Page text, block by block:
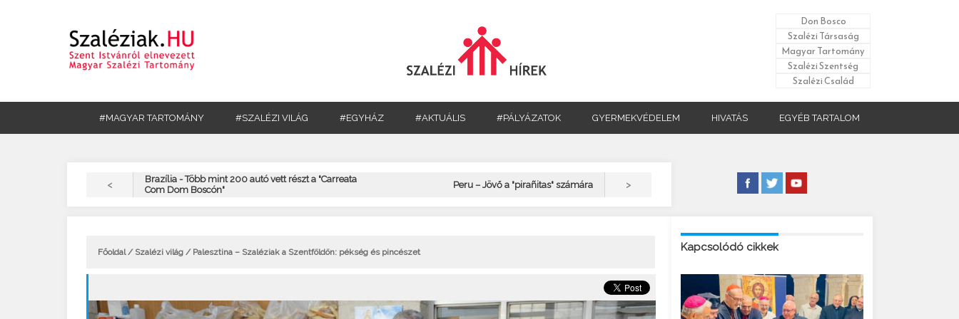
Don Bosco
Szalézi Társaság
Magyar Tartomány
Szalézi Szentség
Szalézi Család
#MAGYAR TARTOMÁNY #SZALÉZI VILÁG #EGYHÁZ #AKTUÁLIS #PÁLYÁZATOK GYERMEKVÉDELEM HIVATÁS EGYÉB TARTALOM
<
Brazília - Több mint 200 autó vett részt a "Carreata
Com Dom Boscón"
Peru – Jövő a "pirañitas" számára >
Főoldal/ Szalézi világ / Palesztina – Szaléziak a Szentföldön: pékség és pincészet Kapcsolódó cikkek